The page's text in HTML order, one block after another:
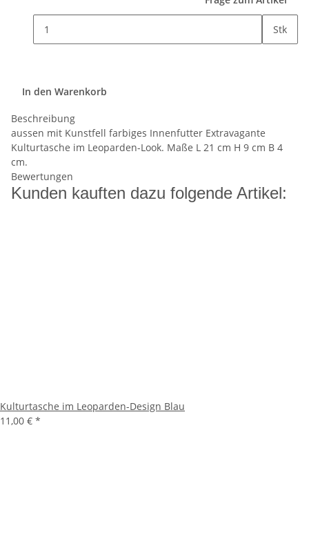
Stk
In den Warenkorb
Beschreibung
aussen mit Kunstfell farbiges Innenfutter Extravagante
Kulturtasche im Leoparden-Look. Maße L 21 cm H 9 cm B 4
cm.
Bewertungen
Kunden kauften dazu folgende Artikel:
Kulturtasche im Leoparden-Design Blau
11,00 € *